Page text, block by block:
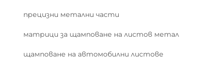
прецизни метални части
матрици за щамповане на листов метал
щамповане на автомобилни листове